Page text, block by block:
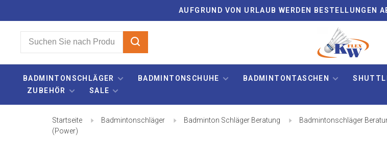
AUFGRUND VON URLAUB WERDEN BESTELLUNGEN
BADMINTONSCHLÄGER BADMINTONSCHUHE BADMINTONTASCHEN
ZUBEHÖR
SALE
Startseite Badmintonschläger Badminton Schläger Beratung Badmintonschläger
(Power)